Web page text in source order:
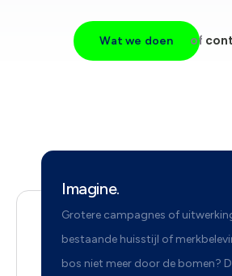
Wat we doen of
Imagine.
Grotere campagnes of
bestaande huisstijl of
bos niet meer door de bomen?